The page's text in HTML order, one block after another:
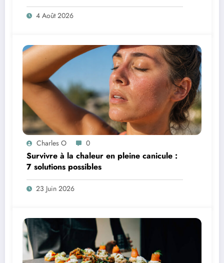
4 Août 2026
Charles O 0
Survivre à la chaleur en pleine canicule :
7 solutions possibles
23 Juin 2026